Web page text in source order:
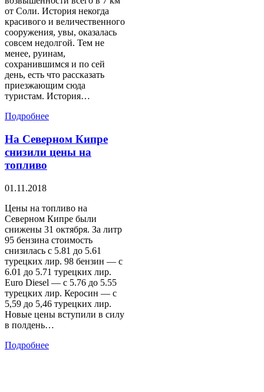
от Соли. История некогда
красивого и величественного
сооружения, увы, оказалась
совсем недолгой. Тем не
менее, руинам,
сохранившимся и по сей
день, есть что рассказать
приезжающим сюда
туристам. История…
Подробнее
На Северном Кипре
снизили цены на
топливо
01.11.2018
Цены на топливо на
Северном Кипре были
снижены 31 октября. За литр
95 бензина стоимость
снизилась с 5.81 до 5.61
турецких лир. 98 бензин — с
6.01 до 5.71 турецких лир.
Euro Diesel — с 5.76 до 5.55
турецких лир. Керосин — с
5,59 до 5,46 турецких лир.
Новые цены вступили в силу
в полдень…
Подробнее